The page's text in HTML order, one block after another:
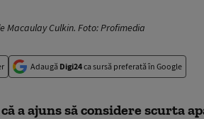
Macaulay Culkin. Foto: Profimedia
Adaugă Digi24ca sursă preferată în Google
a ajuns să considere scurta